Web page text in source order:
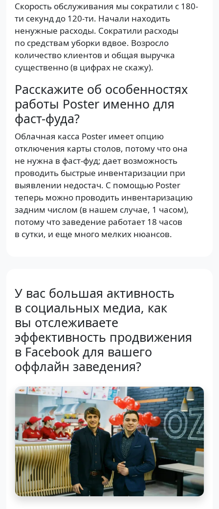
Скорость обслуживания мы сократили с 180-
ти секунд до 120-ти. Начали находить
ненужные расходы. Сократили расходы
по средствам уборки вдвое. Возросло
количество клиентов и общая выручка
существенно (в цифрах не скажу).
Расскажите об особенностях
работы Poster именно для
фаст-фуда?
Облачная касса Poster имеет опцию
отключения карты столов, потому что она
не нужна в фаст-фуд; дает возможность
проводить быстрые инвентаризации при
выявлении недостач. С помощью Poster
теперь можно проводить инвентаризацию
задним числом (в нашем случае, 1 часом),
потому что заведение работает 18 часов
в сутки, и еще много мелких нюансов.
У вас большая активность
в социальных медиа, как
вы отслеживаете
эффективность продвижения
в Facebook для вашего
оффлайн заведения?